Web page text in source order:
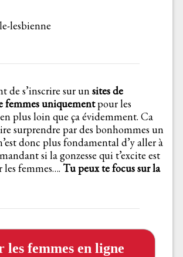
de s’inscrire sur unsites de
femmes uniquementpour les
plus loin que ça évidemment. Ca
surprendre par des bonhommes un
donc plus fondamental d’y aller à
si la gonzesse qui t’excite est
femmes…. Tu peux te focus sur la
les femmes en ligne